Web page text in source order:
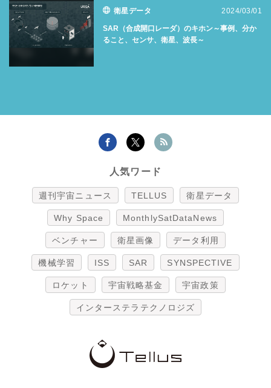
衛星データ 2024/03/01
SAR（合成開口レーダ）のキホン～事例、分か
ること、センサ、衛星、波長～
人気ワード
週刊宇宙ニュース TELLUS 衛星データ
Why Space MonthlySatDataNews
ベンチャー 衛星画像 データ利用
機械学習 ISS SAR SYNSPECTIVE
ロケット 宇宙戦略基金 宇宙政策
インターステラテクノロジズ